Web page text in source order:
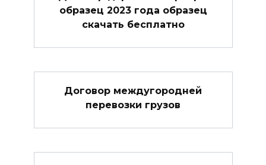
образец 2023 года образец
скачать бесплатно
Договор междугородней
перевозки грузов